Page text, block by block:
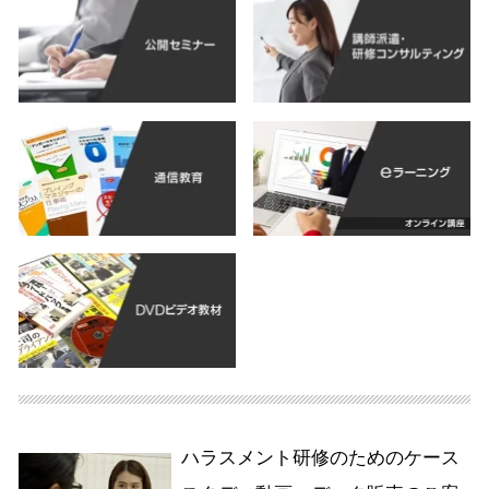
ハラスメント研修のためのケース